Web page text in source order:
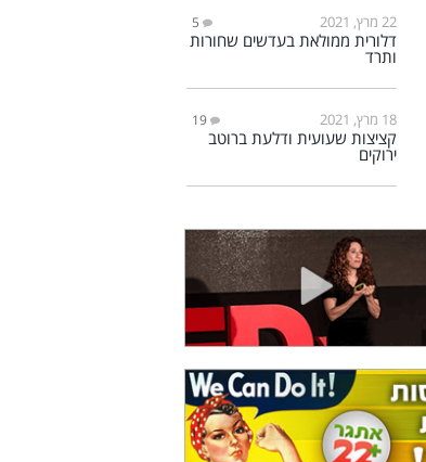
22 מרץ, 2021 5
דלורית ממולאת בעדשים שחורות
ותרד
18 מרץ, 2021 19
קציצות שעועית ודלעת ברוטב
ירוקים